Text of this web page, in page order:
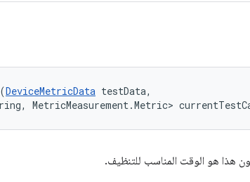
DeviceMetricData testData,
MetricMeasurement.Metric>
هذا هو الوقت المناسب للتنظيف.